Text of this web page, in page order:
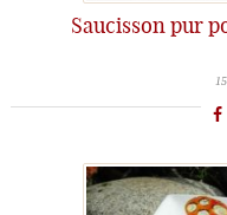
Saucisson pur